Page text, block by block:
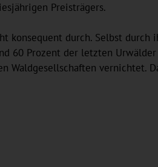
Preisträgers.
durch. Selbst
60 Prozent der letzten
Waldgesellschaften vernichtet.